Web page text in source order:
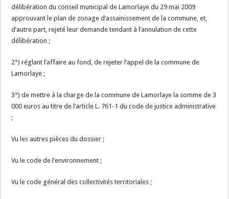
délibération du conseil municipal de Lamorlaye du 29 mai 2009
approuvant le plan de zonage d’assainissement de la commune, et,
d’autre part, rejeté leur demande tendant à l’annulation de cette
délibération ;
2°) réglant l’affaire au fond, de rejeter l’appel de la commune de
Lamorlaye ;
3°) de mettre à la charge de la commune de Lamorlaye la somme de 3
000 euros au titre de l’article L. 761-1 du code de justice administrative
;
Vu les autres pièces du dossier ;
Vu le code de l’environnement ;
Vu le code général des collectivités territoriales ;